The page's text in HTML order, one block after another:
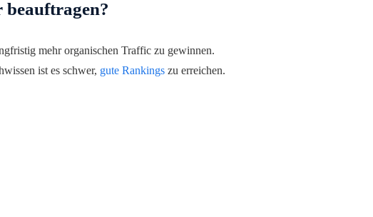
beauftragen?
mehr organischen Traffic zu gewinnen.
ist es schwer, gute Rankings zu erreichen.